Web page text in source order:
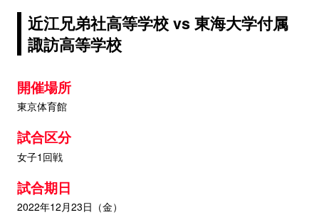
近江兄弟社高等学校 vs 東海大学付属
諏訪高等学校
開催場所
東京体育館
試合区分
女子1回戦
試合期日
2022年12月23日（金）